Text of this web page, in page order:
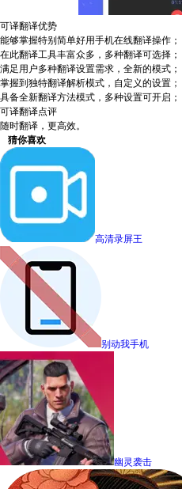
可译翻译优势
能够掌握特别简单好用手机在线翻译操作；
在此翻译工具丰富众多，多种翻译可选择；
满足用户多种翻译设置需求，全新的模式；
掌握到独特翻译解析模式，自定义的设置；
具备全新翻译方法模式，多种设置可开启；
可译翻译点评
随时翻译，更高效。
猜你喜欢
高清录屏王
别动我手机
幽灵袭击